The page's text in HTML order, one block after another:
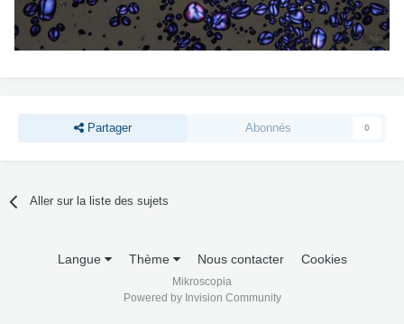
Partager Abonnés 0
Aller sur la liste des sujets
Langue Thème Nous contacter Cookies
Mikroscopia
Powered by Invision Community